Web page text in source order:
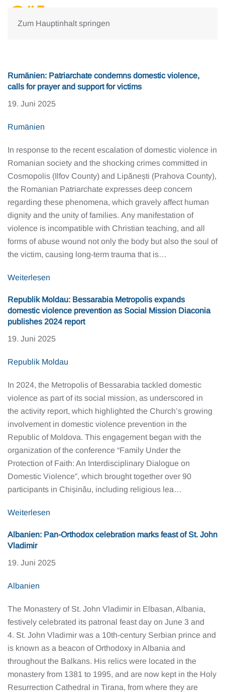
Zum Hauptinhalt springen
Rumänien: Patriarchate condemns domestic violence,
calls for prayer and support for victims
19. Juni 2025
Rumänien
In response to the recent escalation of domestic violence in
Romanian society and the shocking crimes committed in
Cosmopolis (Ilfov County) and Lipănești (Prahova County),
the Romanian Patriarchate expresses deep concern
regarding these phenomena, which gravely affect human
dignity and the unity of families. Any manifestation of
violence is incompatible with Christian teaching, and all
forms of abuse wound not only the body but also the soul of
the victim, causing long-term trauma that is…
Weiterlesen
Republik Moldau: Bessarabia Metropolis expands
domestic violence prevention as Social Mission Diaconia
publishes 2024 report
19. Juni 2025
Republik Moldau
In 2024, the Metropolis of Bessarabia tackled domestic
violence as part of its social mission, as underscored in
the activity report, which highlighted the Church’s growing
involvement in domestic violence prevention in the
Republic of Moldova. This engagement began with the
organization of the conference “Family Under the
Protection of Faith: An Interdisciplinary Dialogue on
Domestic Violence”, which brought together over 90
participants in Chișinău, including religious lea…
Weiterlesen
Albanien: Pan-Orthodox celebration marks feast of St. John
Vladimir
19. Juni 2025
Albanien
The Monastery of St. John Vladimir in Elbasan, Albania,
festively celebrated its patronal feast day on June 3 and
4. St. John Vladimir was a 10th-century Serbian prince and
is known as a beacon of Orthodoxy in Albania and
throughout the Balkans. His relics were located in the
monastery from 1381 to 1995, and are now kept in the Holy
Resurrection Cathedral in Tirana, from where they are